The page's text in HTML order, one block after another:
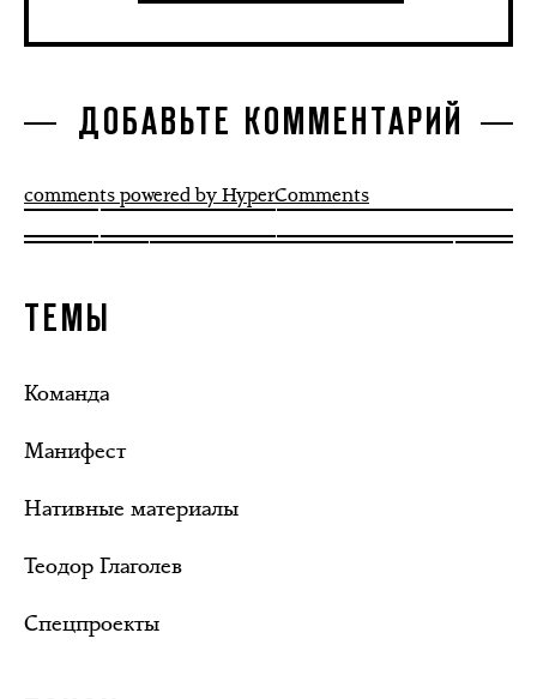
ДОБАВЬТЕ КОММЕНТАРИЙ
comments powered by HyperComments
ТЕМЫ
Команда
Манифест
Нативные материалы
Теодор Глаголев
Спецпроекты